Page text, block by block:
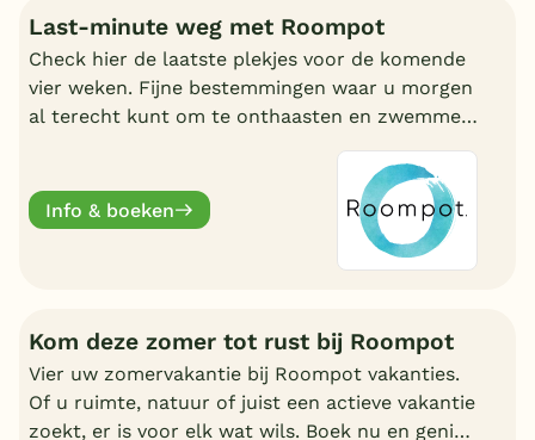
Last-minute weg met Roompot
Check hier de laatste plekjes voor de komende
vier weken. Fijne bestemmingen waar u morgen
al terecht kunt om te onthaasten en zwemmen.
Info & boeken
Kom deze zomer tot rust bij Roompot
Vier uw zomervakantie bij Roompot vakanties.
Of u ruimte, natuur of juist een actieve vakantie
zoekt, er is voor elk wat wils. Boek nu en geniet